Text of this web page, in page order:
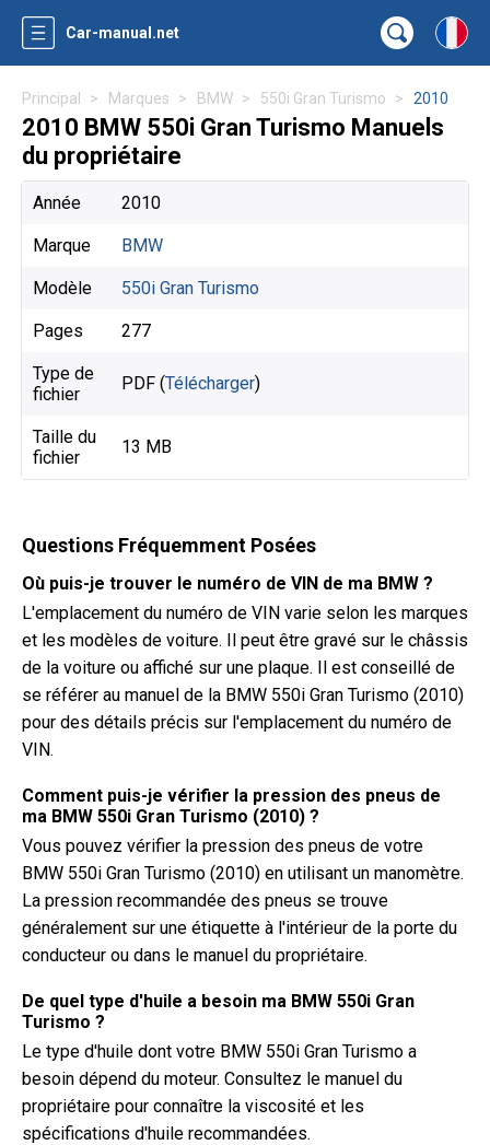
Car-manual.net
Principal Marques BMW 550i Gran Turismo 2010
2010 BMW 550i Gran Turismo Manuels
du propriétaire
Année 2010
Marque BMW
Modèle 550i Gran Turismo
Pages 277
Type de
fichier
PDF (Télécharger)
Taille du
fichier
13 MB
Questions Fréquemment Posées
Où puis-je trouver le numéro de VIN de ma BMW ?
L'emplacement du numéro de VIN varie selon les marques
et les modèles de voiture. Il peut être gravé sur le châssis
de la voiture ou affiché sur une plaque. Il est conseillé de
se référer au manuel de la BMW 550i Gran Turismo (2010)
pour des détails précis sur l'emplacement du numéro de
VIN.
Comment puis-je vérifier la pression des pneus de
ma BMW 550i Gran Turismo (2010) ?
Vous pouvez vérifier la pression des pneus de votre
BMW 550i Gran Turismo (2010) en utilisant un manomètre.
La pression recommandée des pneus se trouve
généralement sur une étiquette à l'intérieur de la porte du
conducteur ou dans le manuel du propriétaire.
De quel type d'huile a besoin ma BMW 550i Gran
Turismo ?
Le type d'huile dont votre BMW 550i Gran Turismo a
besoin dépend du moteur. Consultez le manuel du
propriétaire pour connaître la viscosité et les
spécifications d'huile recommandées.